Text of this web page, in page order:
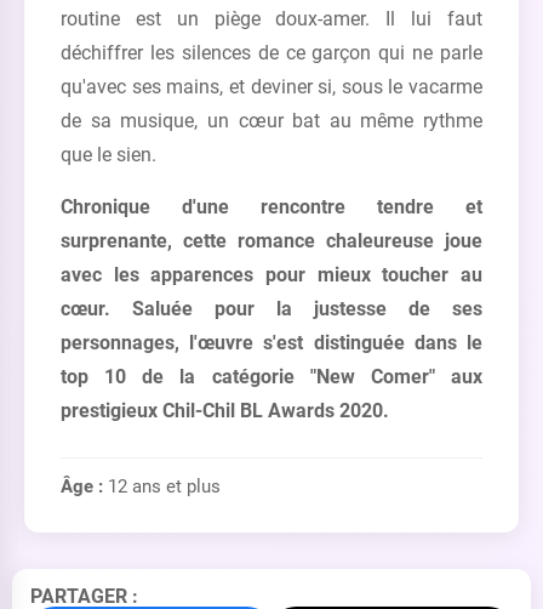
routine est un piège doux-amer. Il lui faut
déchiffrer les silences de ce garçon qui ne parle
qu'avec ses mains, et deviner si, sous le vacarme
de sa musique, un cœur bat au même rythme
que le sien.
Chronique d'une rencontre tendre et
surprenante, cette romance chaleureuse joue
avec les apparences pour mieux toucher au
cœur. Saluée pour la justesse de ses
personnages, l'œuvre s'est distinguée dans le
top 10 de la catégorie "New Comer" aux
prestigieux Chil-Chil BL Awards 2020.
Âge : 12 ans et plus
PARTAGER :